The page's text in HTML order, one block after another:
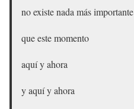
no existe nada más importante
que este momento
aquí y ahora
y aquí y ahora